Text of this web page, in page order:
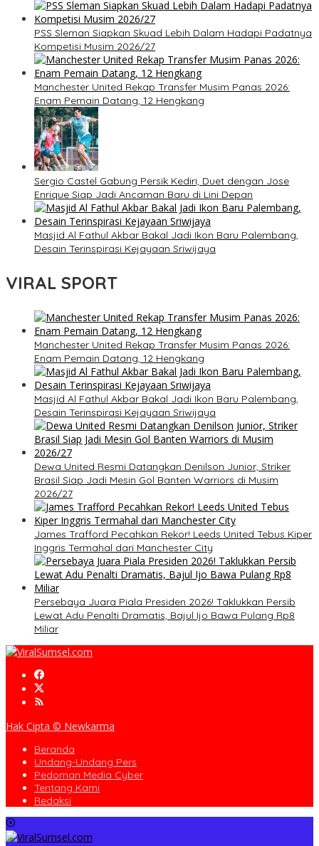
PSS Sleman Siapkan Skuad Lebih Dalam Hadapi Padatnya
Kompetisi Musim 2026/27
Manchester United Rekap Transfer Musim Panas 2026:
Enam Pemain Datang, 12 Hengkang
Sergio Castel Gabung Persik Kediri, Duet dengan Jose
Enrique Siap Jadi Ancaman Baru di Lini Depan
Masjid Al Fathul Akbar Bakal Jadi Ikon Baru Palembang,
Desain Terinspirasi Kejayaan Sriwijaya
VIRAL SPORT
Manchester United Rekap Transfer Musim Panas 2026:
Enam Pemain Datang, 12 Hengkang
Masjid Al Fathul Akbar Bakal Jadi Ikon Baru Palembang,
Desain Terinspirasi Kejayaan Sriwijaya
Dewa United Resmi Datangkan Denilson Junior, Striker
Brasil Siap Jadi Mesin Gol Banten Warriors di Musim
2026/27
James Trafford Pecahkan Rekor! Leeds United Tebus Kiper
Inggris Termahal dari Manchester City
Persebaya Juara Piala Presiden 2026! Taklukkan Persib
Lewat Adu Penalti Dramatis, Bajul Ijo Bawa Pulang Rp8
Miliar
Hak Cipta © Newkarma
Beranda
Undang-Undang Pers
Pedoman Media Cyber
Tentang Kami
Redaksi